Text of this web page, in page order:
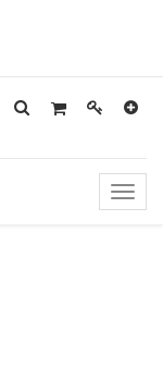
Toggle